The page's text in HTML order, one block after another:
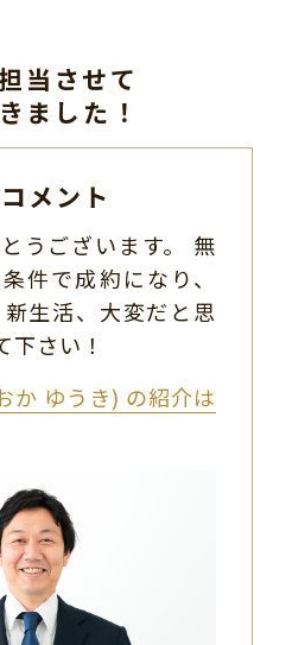
当させて
ました！
メント
うございます。 無
件で成約になり、
生活、大変だと思
下さい！
か ゆうき) の紹介は